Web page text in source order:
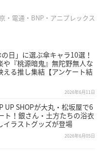
・電通・BNP・アニプレックス
日」に選ぶ傘キャラ10選！
や『桃源暗鬼』無陀野無人な
える推し集結【アンケート結
2026年6月11日
UP SHOPが大丸・松坂屋で6
ト！銀さん・土方たちの浴衣
イラストグッズが登場
2026年6月05日